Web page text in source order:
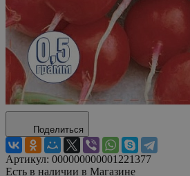
Поделиться
Артикул: 000000000001221377
Есть в наличии в Магазине